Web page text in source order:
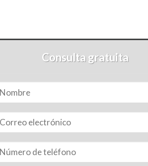
Consulta gratuita